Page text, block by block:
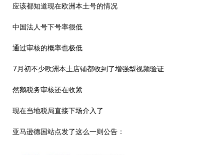
应该都知道现在欧洲本土号的情况
中国法人号下号率很低
通过审核的概率也极低
7月初不少欧洲本土店铺都收到了增强型视频验证
然鹅税务审核还在收紧
现在当地税局直接下场介入了
亚马逊德国站点发了这么一则公告：